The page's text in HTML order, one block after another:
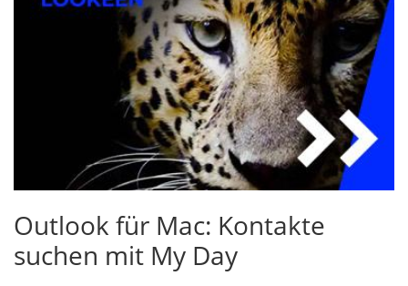
Outlook für Mac: Kontakte
suchen mit My Day